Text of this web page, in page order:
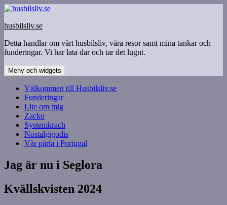
Hoppa
innehåll
husbilsliv.se
Detta handlar om vårt husbilsliv, våra resor samt mina tankar och
funderingar. Vi har lata dar och tar det lugnt.
Meny och widgets
Välkommen till Husbilsliv.se
Funderingar
Lite om mig
Zacko
Systemkrach
Nostalgigodis
Vår pärla i Portugal
Jag är nu i Seglora
Kvällskvisten 2024